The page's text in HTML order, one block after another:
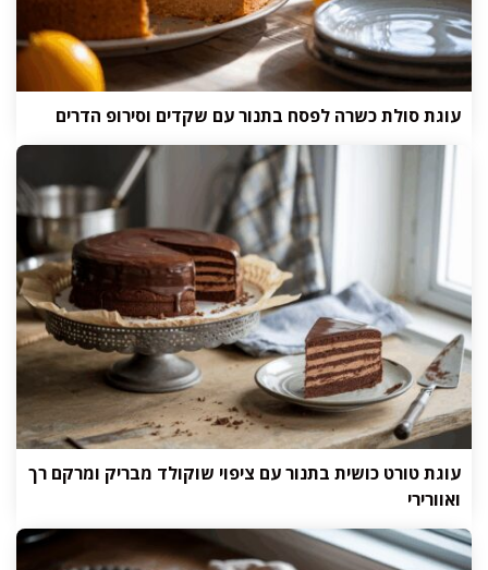
עוגת סולת כשרה לפסח בתנור עם שקדים וסירופ הדרים
עוגת טורט כושית בתנור עם ציפוי שוקולד מבריק ומרקם רך
ואוורירי